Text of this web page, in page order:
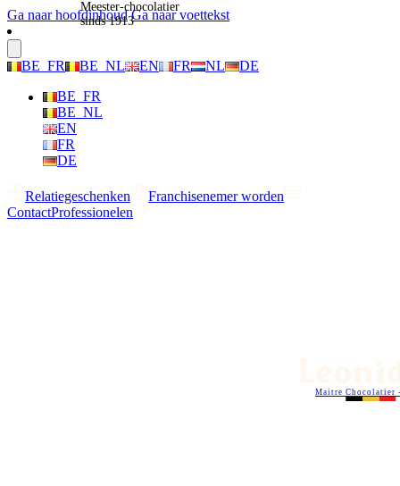
Ga naar hoofdinhoud Ga naar voettekst
BE_FR BE_NL EN FR NL
DE
BE_FR
BE_NL
EN
FR
DE
Relatiegeschenken
Franchisenemer worden
ContactProfessionelen
Maitre Chocolatier
Meester-chocolatier
sinds 1913